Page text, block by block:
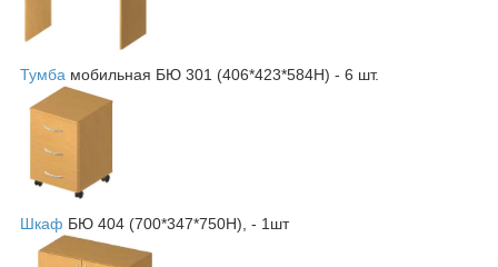
Тумба мобильная БЮ 301 (406*423*584Н) - 6 шт.
Шкаф БЮ 404 (700*347*750Н), - 1шт